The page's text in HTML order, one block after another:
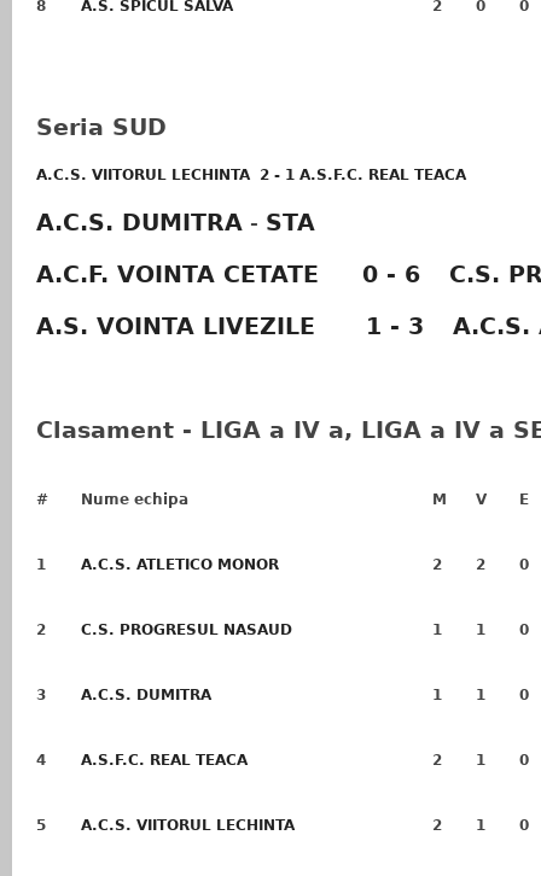
8 A.S. SPICUL SALVA 2 0 0
Seria SUD
A.C.S. VIITORUL LECHINTA 2 - 1 A.S.F.C. REAL TEACA
A.C.S. DUMITRA - STA
A.C.F. VOINTA CETATE 0 - 6 C.S.
A.S. VOINTA LIVEZILE 1 - 3 A.C.S.
Clasament - LIGA a IV a, LIGA a IV a
# Nume echipa M V E
1 A.C.S. ATLETICO MONOR 2 2 0
2 C.S. PROGRESUL NASAUD 1 1 0
3 A.C.S. DUMITRA 1 1 0
4 A.S.F.C. REAL TEACA 2 1 0
5 A.C.S. VIITORUL LECHINTA 2 1 0